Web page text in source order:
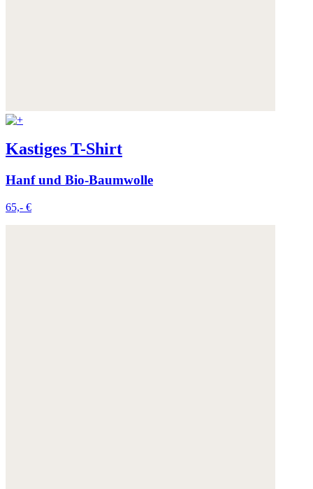
Kastiges T-Shirt
Hanf und Bio-Baumwolle
65,- €